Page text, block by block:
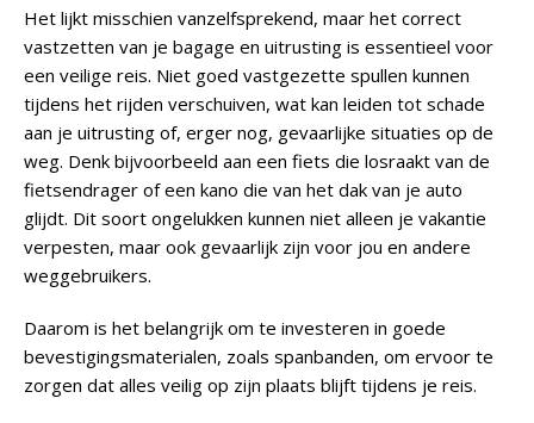
Het lijkt misschien vanzelfsprekend, maar het correct
vastzetten van je bagage en uitrusting is essentieel voor
een veilige reis. Niet goed vastgezette spullen kunnen
tijdens het rijden verschuiven, wat kan leiden tot schade
aan je uitrusting of, erger nog, gevaarlijke situaties op de
weg. Denk bijvoorbeeld aan een fiets die losraakt van de
fietsendrager of een kano die van het dak van je auto
glijdt. Dit soort ongelukken kunnen niet alleen je vakantie
verpesten, maar ook gevaarlijk zijn voor jou en andere
weggebruikers.
Daarom is het belangrijk om te investeren in goede
bevestigingsmaterialen, zoals spanbanden, om ervoor te
zorgen dat alles veilig op zijn plaats blijft tijdens je reis.